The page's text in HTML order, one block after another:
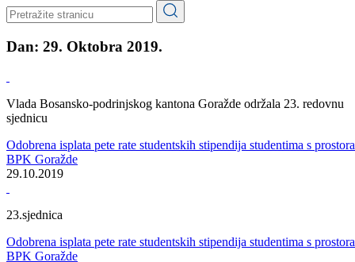
Pale-Prača
Kontakt